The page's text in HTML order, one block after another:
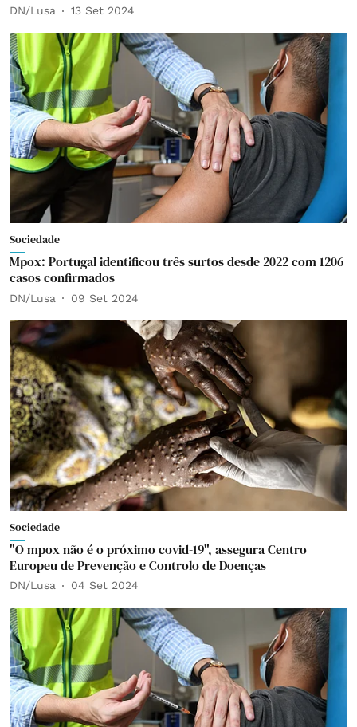
DN/Lusa 13 Set 2024
Sociedade
Mpox: Portugal identificou três surtos desde 2022 com 1206
casos confirmados
DN/Lusa 09 Set 2024
Sociedade
"O mpox não é o próximo covid-19", assegura Centro
Europeu de Prevenção e Controlo de Doenças
DN/Lusa 04 Set 2024